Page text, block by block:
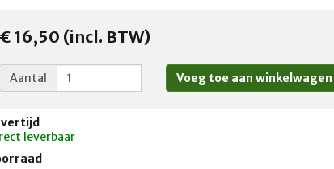
€ 16,50 (incl. BTW)
Aantal
leverbaar